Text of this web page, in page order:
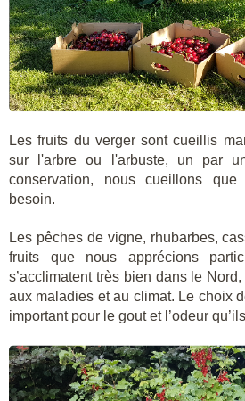
Les fruits du verger sont cueillis
sur l'arbre ou l'arbuste, un par
conservation, nous cueillons
besoin.
Les pêches de vigne, rhubarbes,
fruits que nous apprécions
s’acclimatent très bien dans le
aux maladies et au climat. Le choix
important pour le gout et l’odeur